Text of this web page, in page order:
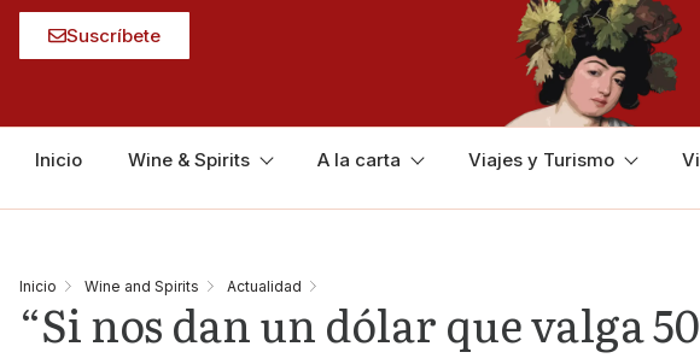
Suscríbete
Inicio Wine & Spirits A la carta Viajes y Turismo
Inicio Wine and Spirits Actualidad
“Si nos dan un dólar que valga